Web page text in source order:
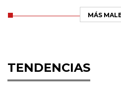
MÁS
TENDENCIAS